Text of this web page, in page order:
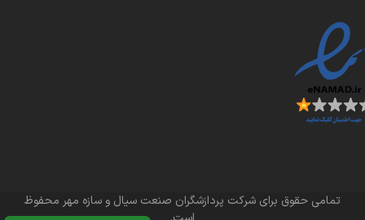
تمامی حقوق برای شرکت پردازشگران صنعت سیال و سازه مهر محفوظ